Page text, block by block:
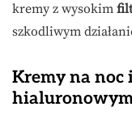
kremy z wysokim
szkodliwym
Kremy na noc
hialuronowym